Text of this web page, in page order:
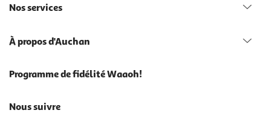
Nos services
À propos d'Auchan
Programme de fidélité Waaoh!
Nous suivre